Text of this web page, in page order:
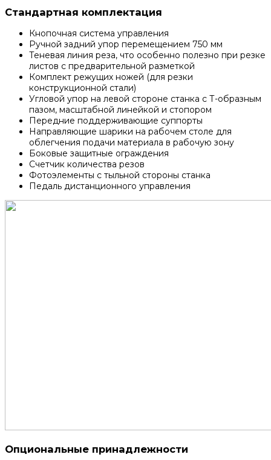
Стандартная комплектация
Кнопочная система управления
Ручной задний упор перемещением 750 мм
Теневая линия реза, что особенно полезно при резке
листов с предварительной разметкой
Комплект режущих ножей (для резки
конструкционной стали)
Угловой упор на левой стороне станка с Т-образным
пазом, масштабной линейкой и стопором
Передние поддерживающие суппорты
Направляющие шарики на рабочем столе для
облегчения подачи материала в рабочую зону
Боковые защитные ограждения
Счетчик количества резов
Фотоэлементы с тыльной стороны станка
Педаль дистанционного управления
Опциональные принадлежности